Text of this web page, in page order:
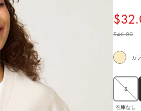
$‌46.00
カ
S
在庫なし